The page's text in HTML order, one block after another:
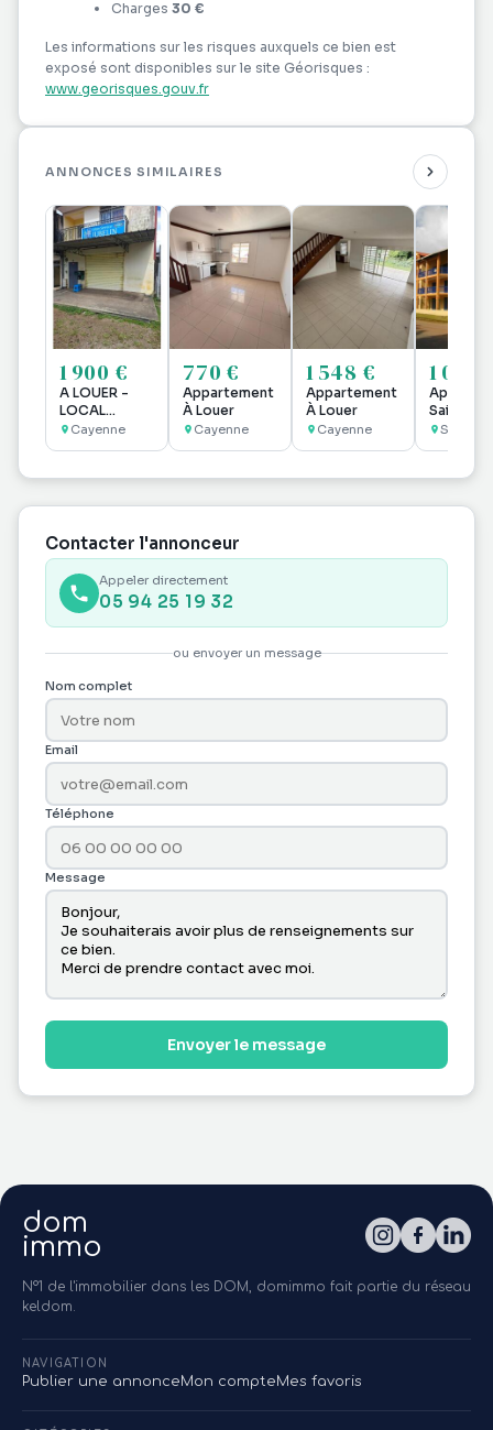
Charges 30 €
Les informations sur les risques auxquels ce bien est
exposé sont disponibles sur le site Géorisques :
www.georisques.gouv.fr
ANNONCES SIMILAIRES
1 900 €
A LOUER -
LOCAL
COMMERCIAL
STOCKAGE
Cayenne
770 €
Appartement
À Louer
Cayenne
1 548 €
Appartement
À Louer
Cayenne
1 087
Saint
duSaint
Contacter l'annonceur
Appeler directement
05 94 25 19 32
ou envoyer un message
Nom complet
Email
Téléphone
Message
Envoyer le message
dom
immo
N°1 de l'immobilier dans les DOM, domimmo fait partie du réseau
keldom.
NAVIGATION
Publier une annonceMon compteMes favoris